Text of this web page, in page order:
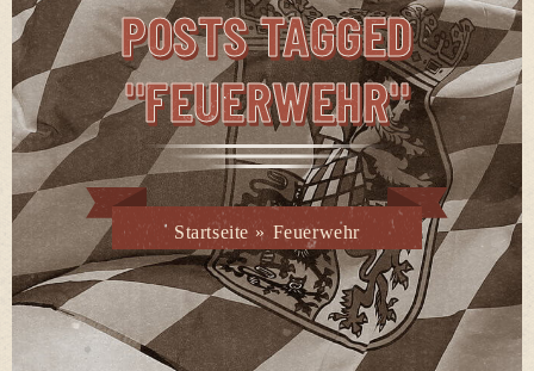
POSTS TAGGED
"FEUERWEHR"
Startseite » Feuerwehr